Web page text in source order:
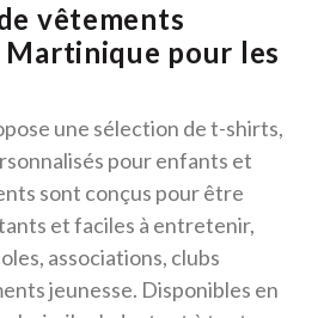
vêtements
pour les
une sélection de t-shirts,
pour enfants et
sont conçus pour être
et faciles à entretenir,
associations, clubs
jeunesse. Disponibles en